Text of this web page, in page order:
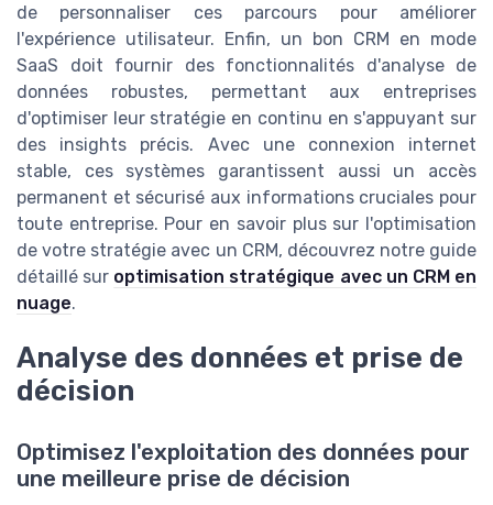
de personnaliser ces parcours pour améliorer
l'expérience utilisateur. Enfin, un bon CRM en mode
SaaS doit fournir des fonctionnalités d'analyse de
données robustes, permettant aux entreprises
d'optimiser leur stratégie en continu en s'appuyant sur
des insights précis. Avec une connexion internet
stable, ces systèmes garantissent aussi un accès
permanent et sécurisé aux informations cruciales pour
toute entreprise. Pour en savoir plus sur l'optimisation
de votre stratégie avec un CRM, découvrez notre guide
détaillé sur optimisation stratégique avec un CRM en
nuage.
Analyse des données et prise de
décision
Optimisez l'exploitation des données pour
une meilleure prise de décision